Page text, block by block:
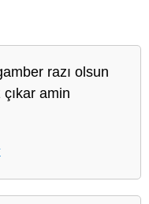
razı olsun
amin